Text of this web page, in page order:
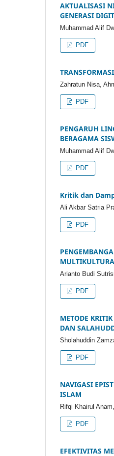
AKTUALISASI
GENERASI
Muhammad Alif
PDF
Zahratun Nisa,
PDF
PENGARUH
BERAGAMA
Muhammad Alif
PDF
Kritik dan
Ali Akbar Satria
PDF
Arianto Budi
PDF
METODE
DAN
Sholahuddin
PDF
NAVIGASI
ISLAM
Rifqi Khairul
PDF
EFEKTIVITAS